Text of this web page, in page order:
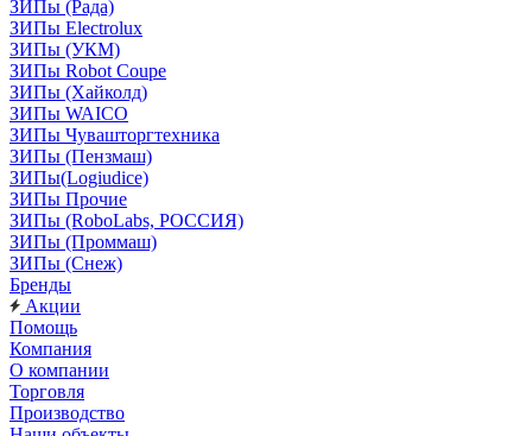
ЗИПы (Рада)
ЗИПы Electrolux
ЗИПы (УКМ)
ЗИПы Robot Coupe
ЗИПы (Хайколд)
ЗИПы WAICO
ЗИПы Чувашторгтехника
ЗИПы (Пензмаш)
ЗИПы(Logiudice)
ЗИПы Прочие
ЗИПы (RoboLabs, РОССИЯ)
ЗИПы (Проммаш)
ЗИПы (Снеж)
Бренды
Акции
Помощь
Компания
О компании
Торговля
Производство